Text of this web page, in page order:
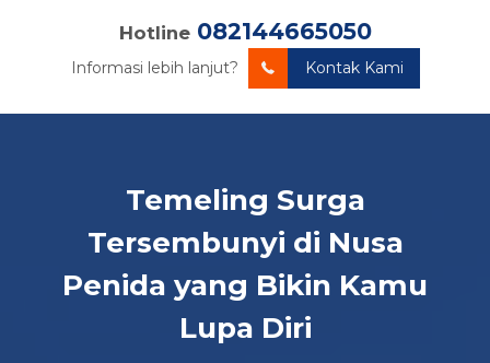
Hotline 082144665050
Informasi lebih lanjut? Kontak Kami
Temeling Surga
Tersembunyi di Nusa
Penida yang Bikin Kamu
Lupa Diri